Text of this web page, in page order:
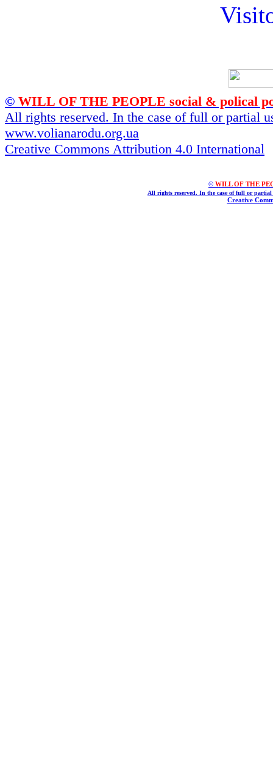
© WILL OF THE PEOPLE social & polical
All rights reserved. In the case of full or partial
www.volianarodu.org.ua
Creative Commons Attribution 4.0 International
© WILL OF THE
All rights reserved. In the case of full or
Creative